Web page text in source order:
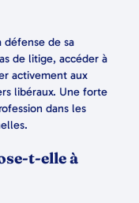
défense de sa
de litige, accéder à
activement aux
libéraux. Une forte
dans les
t-elle à